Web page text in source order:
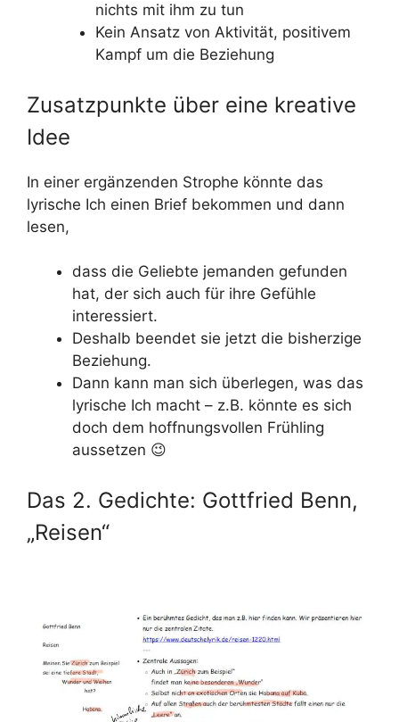
nichts mit ihm zu tun
Kein Ansatz von Aktivität, positivem
Kampf um die Beziehung
Zusatzpunkte über eine kreative
Idee
In einer ergänzenden Strophe könnte das
lyrische Ich einen Brief bekommen und dann
lesen,
dass die Geliebte jemanden gefunden
hat, der sich auch für ihre Gefühle
interessiert.
Deshalb beendet sie jetzt die bisherzige
Beziehung.
Dann kann man sich überlegen, was das
lyrische Ich macht – z.B. könnte es sich
doch dem hoffnungsvollen Frühling
aussetzen 😉
Das 2. Gedichte: Gottfried Benn,
„Reisen“